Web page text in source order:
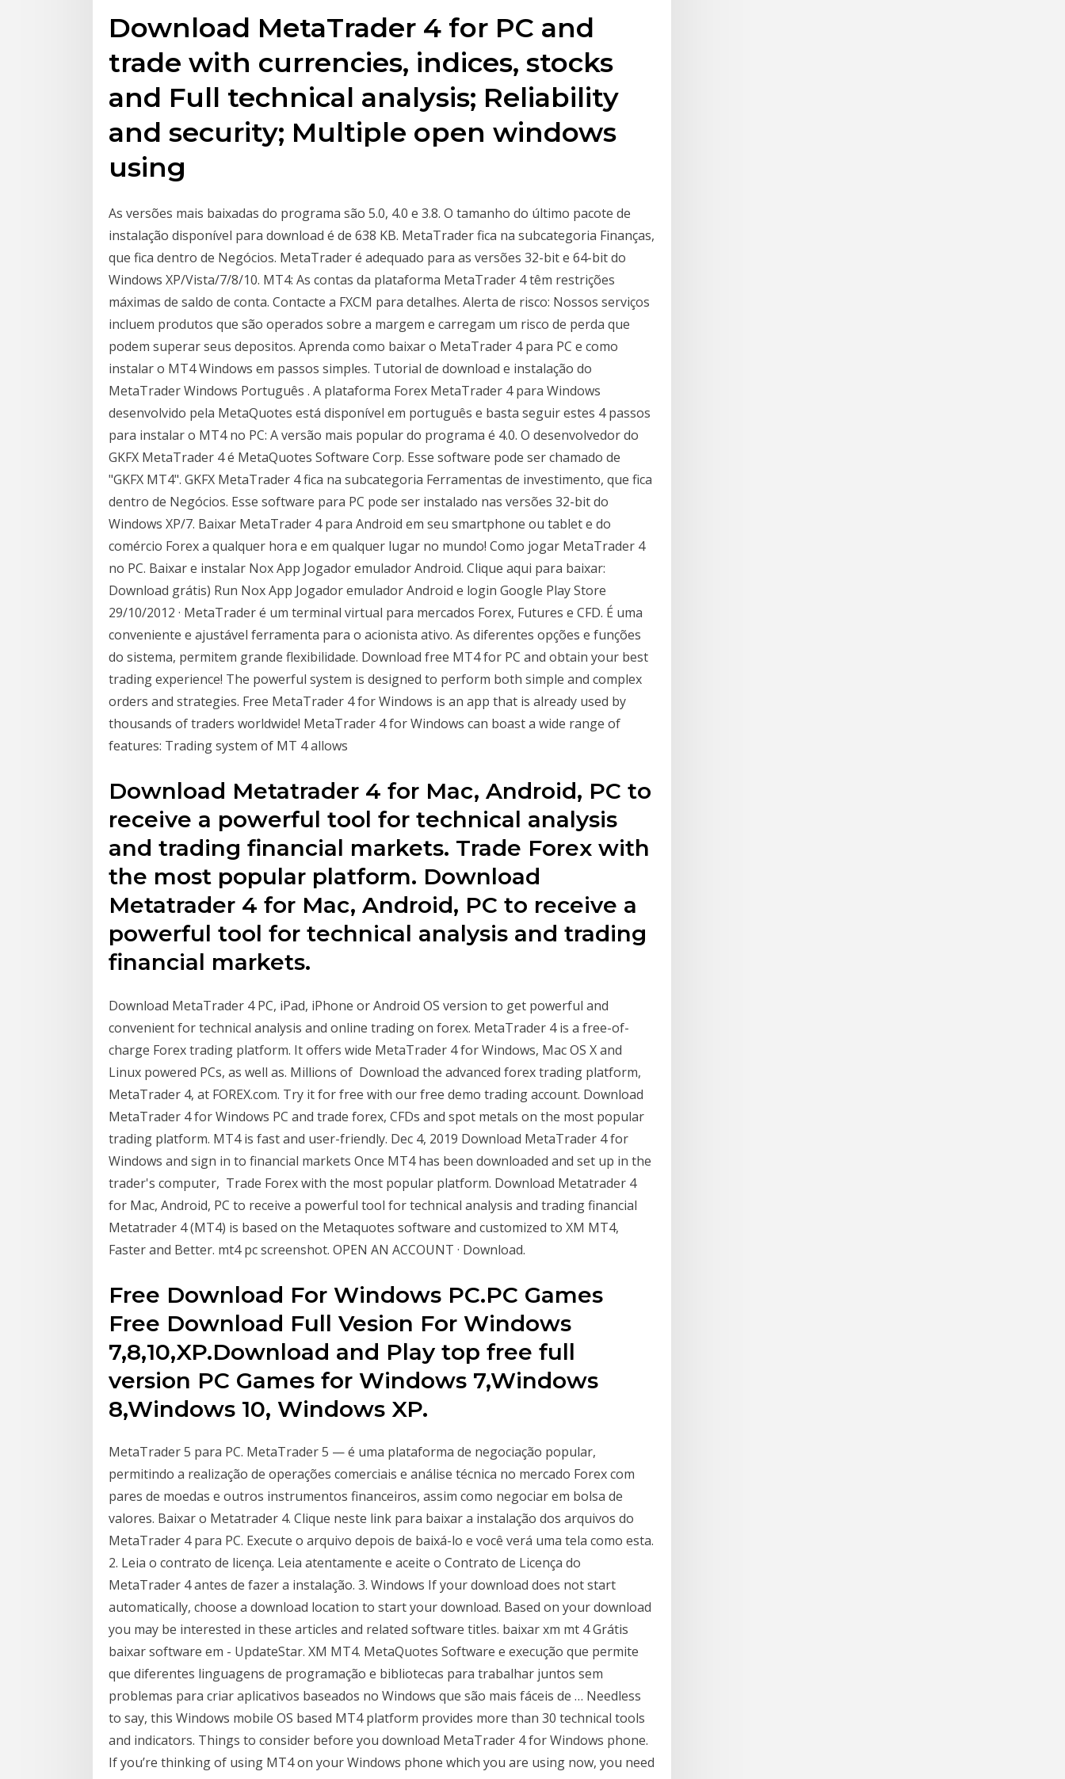
Download MetaTrader 4 for PC and
trade with currencies, indices, stocks
and Full technical analysis; Reliability
and security; Multiple open windows
using
As versões mais baixadas do programa são 5.0, 4.0 e 3.8. O tamanho do último pacote de
instalação disponível para download é de 638 KB. MetaTrader fica na subcategoria Finanças,
que fica dentro de Negócios. MetaTrader é adequado para as versões 32-bit e 64-bit do
Windows XP/Vista/7/8/10. MT4: As contas da plataforma MetaTrader 4 têm restrições
máximas de saldo de conta. Contacte a FXCM para detalhes. Alerta de risco: Nossos serviços
incluem produtos que são operados sobre a margem e carregam um risco de perda que
podem superar seus depositos. Aprenda como baixar o MetaTrader 4 para PC e como
instalar o MT4 Windows em passos simples. Tutorial de download e instalação do
MetaTrader Windows Português . A plataforma Forex MetaTrader 4 para Windows
desenvolvido pela MetaQuotes está disponível em português e basta seguir estes 4 passos
para instalar o MT4 no PC: A versão mais popular do programa é 4.0. O desenvolvedor do
GKFX MetaTrader 4 é MetaQuotes Software Corp. Esse software pode ser chamado de
"GKFX MT4". GKFX MetaTrader 4 fica na subcategoria Ferramentas de investimento, que fica
dentro de Negócios. Esse software para PC pode ser instalado nas versões 32-bit do
Windows XP/7. Baixar MetaTrader 4 para Android em seu smartphone ou tablet e do
comércio Forex a qualquer hora e em qualquer lugar no mundo! Como jogar MetaTrader 4
no PC. Baixar e instalar Nox App Jogador emulador Android. Clique aqui para baixar:
Download grátis) Run Nox App Jogador emulador Android e login Google Play Store
29/10/2012 · MetaTrader é um terminal virtual para mercados Forex, Futures e CFD. É uma
conveniente e ajustável ferramenta para o acionista ativo. As diferentes opções e funções
do sistema, permitem grande flexibilidade. Download free MT4 for PC and obtain your best
trading experience! The powerful system is designed to perform both simple and complex
orders and strategies. Free MetaTrader 4 for Windows is an app that is already used by
thousands of traders worldwide! MetaTrader 4 for Windows can boast a wide range of
features: Trading system of MT 4 allows
Download Metatrader 4 for Mac, Android, PC to
receive a powerful tool for technical analysis
and trading financial markets. Trade Forex with
the most popular platform. Download
Metatrader 4 for Mac, Android, PC to receive a
powerful tool for technical analysis and trading
financial markets.
Download MetaTrader 4 PC, iPad, iPhone or Android OS version to get powerful and
convenient for technical analysis and online trading on forex. MetaTrader 4 is a free-of-
charge Forex trading platform. It offers wide MetaTrader 4 for Windows, Mac OS X and
Linux powered PCs, as well as. Millions of Download the advanced forex trading platform,
MetaTrader 4, at FOREX.com. Try it for free with our free demo trading account. Download
MetaTrader 4 for Windows PC and trade forex, CFDs and spot metals on the most popular
trading platform. MT4 is fast and user-friendly. Dec 4, 2019 Download MetaTrader 4 for
Windows and sign in to financial markets Once MT4 has been downloaded and set up in the
trader's computer, Trade Forex with the most popular platform. Download Metatrader 4
for Mac, Android, PC to receive a powerful tool for technical analysis and trading financial
Metatrader 4 (MT4) is based on the Metaquotes software and customized to XM MT4,
Faster and Better. mt4 pc screenshot. OPEN AN ACCOUNT · Download.
Free Download For Windows PC.PC Games
Free Download Full Vesion For Windows
7,8,10,XP.Download and Play top free full
version PC Games for Windows 7,Windows
8,Windows 10, Windows XP.
MetaTrader 5 para PC. MetaTrader 5 — é uma plataforma de negociação popular,
permitindo a realização de operações comerciais e análise técnica no mercado Forex com
pares de moedas e outros instrumentos financeiros, assim como negociar em bolsa de
valores. Baixar o Metatrader 4. Clique neste link para baixar a instalação dos arquivos do
MetaTrader 4 para PC. Execute o arquivo depois de baixá-lo e você verá uma tela como esta.
2. Leia o contrato de licença. Leia atentamente e aceite o Contrato de Licença do
MetaTrader 4 antes de fazer a instalação. 3. Windows If your download does not start
automatically, choose a download location to start your download. Based on your download
you may be interested in these articles and related software titles. baixar xm mt 4 Grátis
baixar software em - UpdateStar. XM MT4. MetaQuotes Software e execução que permite
que diferentes linguagens de programação e bibliotecas para trabalhar juntos sem
problemas para criar aplicativos baseados no Windows que são mais fáceis de … Needless
to say, this Windows mobile OS based MT4 platform provides more than 30 technical tools
and indicators. Things to consider before you download MetaTrader 4 for Windows phone.
If you’re thinking of using MT4 on your Windows phone which you are using now, you need